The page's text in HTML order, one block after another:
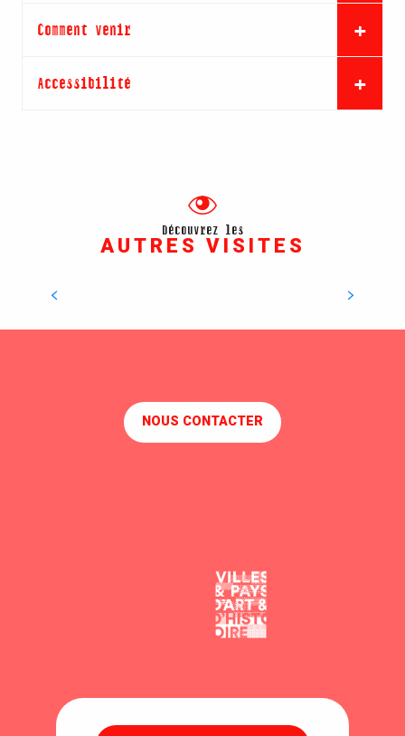
Comment venir
Accessibilité
Découvrez les
AUTRES VISITES
NOUS CONTACTER